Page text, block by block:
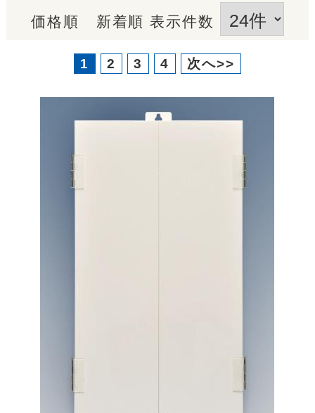
価格順 新着順 表示件数
1 2 3 4 次へ>>